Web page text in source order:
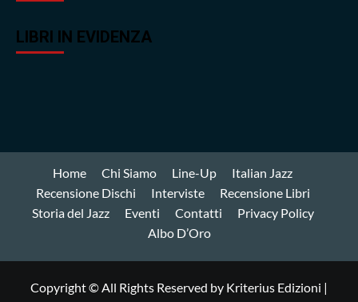
LIBRI IN EVIDENZA
Home Chi Siamo Line-Up
Italian Jazz
Recensione Dischi
Interviste
Recensione Libri
Storia del Jazz
Eventi Contatti
Privacy Policy
Albo D’Oro
Copyright © All Rights Reserved by Kriterius Edizioni |